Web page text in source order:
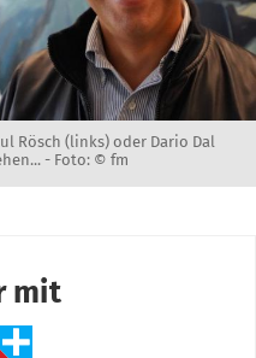
Rösch (links) oder Dario Dal
- Foto: © fm